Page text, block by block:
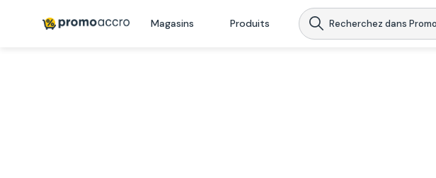
Magasins Produits